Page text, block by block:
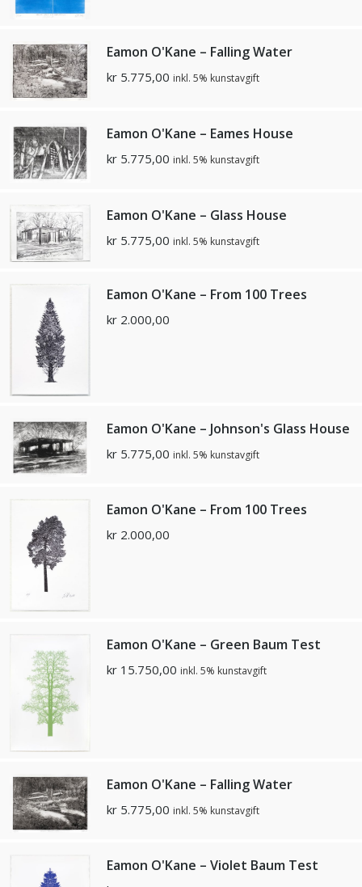
Eamon O'Kane – Falling Water
kr 5.775,00 inkl. 5% kunstavgift
Eamon O'Kane – Eames House
kr 5.775,00 inkl. 5% kunstavgift
Eamon O'Kane – Glass House
kr 5.775,00 inkl. 5% kunstavgift
Eamon O'Kane – From 100 Trees
kr 2.000,00
Eamon O'Kane – Johnson's Glass House
kr 5.775,00 inkl. 5% kunstavgift
Eamon O'Kane – From 100 Trees
kr 2.000,00
Eamon O'Kane – Green Baum Test
kr 15.750,00 inkl. 5% kunstavgift
Eamon O'Kane – Falling Water
kr 5.775,00 inkl. 5% kunstavgift
Eamon O'Kane – Violet Baum Test